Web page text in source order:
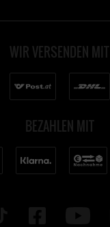
WIR VERSENDEN MIT
BEZAHLEN MIT